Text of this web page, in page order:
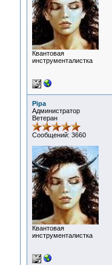
Квантовая
инструменталистка
Pipa
Администратор
Ветеран
Сообщений: 3660
Квантовая
инструменталистка